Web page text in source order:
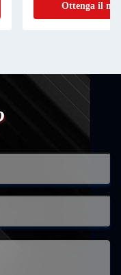
Ottenga il